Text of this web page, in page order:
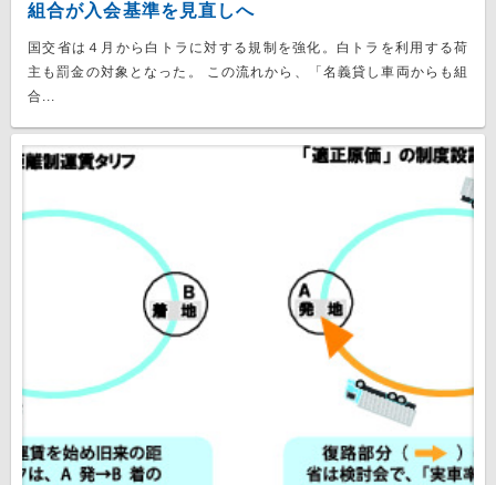
組合が入会基準を見直しへ
国交省は４月から白トラに対する規制を強化。白トラを利用する荷
主も罰金の対象となった。 この流れから、「名義貸し車両からも組
合...